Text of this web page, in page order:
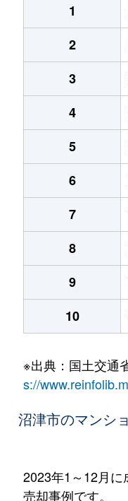
1
2
3
4
5
6
7
8
9
10
※出典：国土交通
s://
沼津市のマンシ
2023年1～12月
売却事例です。